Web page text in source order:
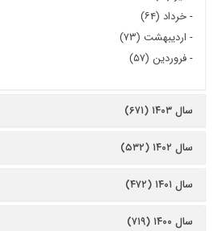
-خرداد (۶۴)
- اردیبهشت (۷۳)
-فروردین (۵۷)
سال ۱۴۰۳ (۶۷۱)
سال ۱۴۰۲ (۵۳۲)
سال ۱۴۰۱ (۴۷۲)
سال ۱۴۰۰ (۷۱۹)